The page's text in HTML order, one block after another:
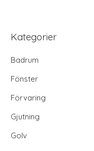
Kategorier
Badrum
Fönster
Förvaring
Gjutning
Golv